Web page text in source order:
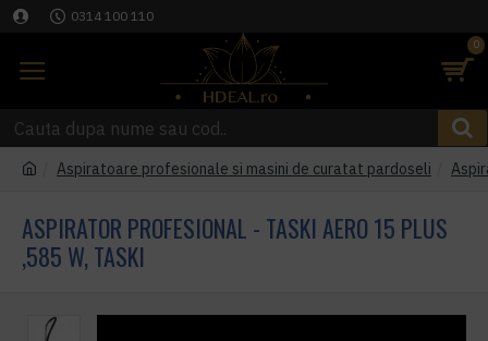
0314 100 110
0
Aspiratoare profesionale si masini de curatat pardoseli
ASPIRATOR PROFESIONAL - TASKI AERO 15 PLUS
,585 W, TASKI